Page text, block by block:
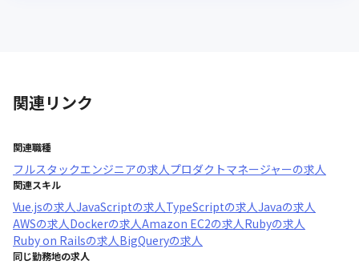
関連リンク
関連職種
フルスタックエンジニアの求人プロダクトマネージャーの求人
関連スキル
Vue.jsの求人JavaScriptの求人TypeScriptの求人Javaの求人
AWSの求人Dockerの求人Amazon EC2の求人Rubyの求人
Ruby on Railsの求人BigQueryの求人
同じ勤務地の求人